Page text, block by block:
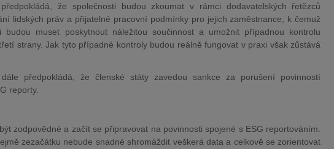
že společnosti budou zkoumat v rámci dodavatelských řetězců
lidských práv a přijatelné pracovní podmínky pro jejich zaměstnance, k čemuž
budou muset poskytnout náležitou součinnost a umožnit případnou kontrolu
strany. Jak tyto případné kontroly budou reálně fungovat v praxi však zůstává
dále předpokládá, že členské státy zavedou sankce za porušení povinností
reporty.
zodpovědné a začít se připravovat na povinnosti spojené s ESG reportováním.
zezačátku nebude snadné shromáždit veškerá data a celkově se zorientovat